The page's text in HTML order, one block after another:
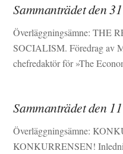
Sammanträdet den
Överläggningsämne: THE
SOCIALISM. Föredrag av
chefredaktör för »The
Sammanträdet den
Överläggningsämne:
KONKURRENSEN!